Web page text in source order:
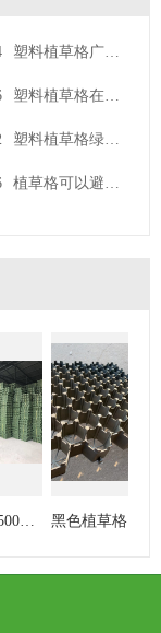
塑料植草格广泛应用于停车场所
塑料植草格在施工过程中需要注意哪些事项
塑料植草格绿化效果看得见
植草格可以避免土壤流失和水土流失问题
500×500植草格 黑色植草格